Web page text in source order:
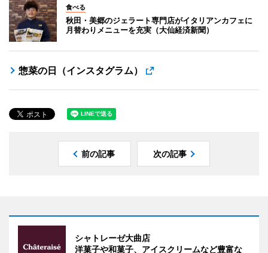
食べる
秋田・美郷のジェラート専門店がイタリアンカフェに
月替わりメニューを充実（大仙経済新聞）
惣菜の日（インスタグラム）
前の記事 次の記事
シャトレーゼ大曲店
洋菓子や和菓子、アイスクリームなど豊富な